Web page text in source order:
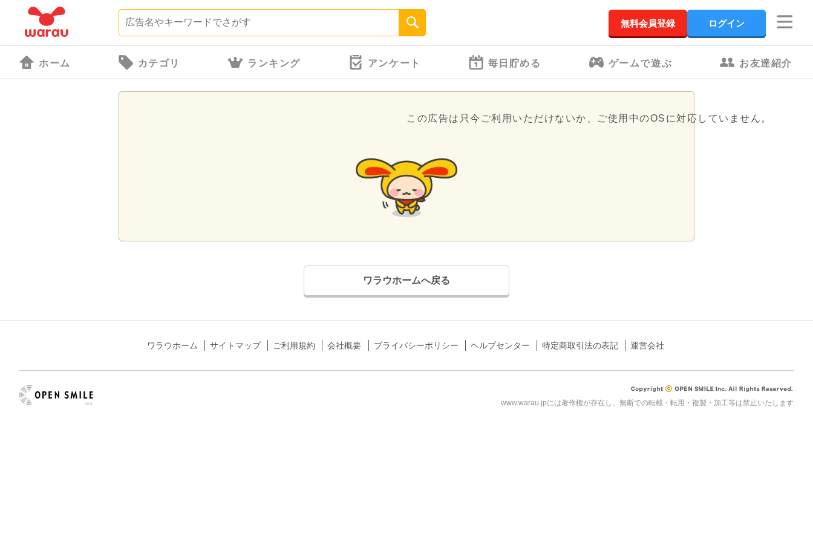
無料会員登録 ログイン
ホーム カテゴリ ランキング アンケート 毎日貯める ゲームで遊ぶ お友達紹介
この広告は只今ご利用いただけないか、ご使用中のOSに対応していません。
ワラウホームへ戻る
ワラウホーム サイトマップ ご利用規約 会社概要 プライバシーポリシー ヘルプセンター 特定商取引法の表記 運営会社
www.warau.jpには著作権が存在し、無断での転載・転用・複製・加工等は禁止いたします